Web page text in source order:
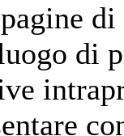
di